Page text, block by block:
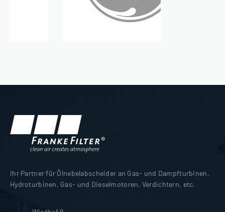
Ihr Partner für Ölnebelabscheider an Gas- und Dampfturbinen,
Hydroturbinen, Gas- und Dieselmotoren, Verdichtern, etc.